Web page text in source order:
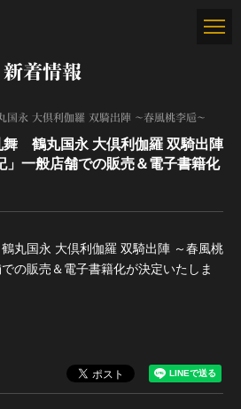
新着情報
国永 大倶利伽羅 双騎出陣 ～春風桃李巵～
舞 鶴丸国永 大倶利伽羅 双騎出陣
」一般店舗での販売＆電子書籍化
鶴丸国永 大倶利伽羅 双騎出陣 ～春風桃
の販売＆電子書籍化が決定いたしま